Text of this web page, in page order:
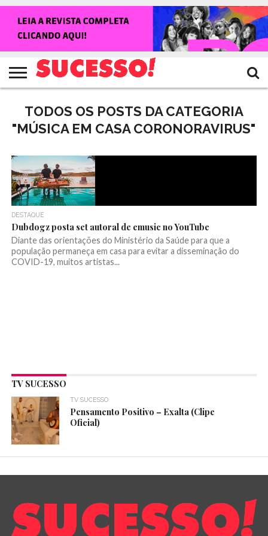
NOTÍCIAS
SHOWS
ENTREVISTAS
CLIQUES
RANKING
CROWLEY
TV
SUCESSO!
REVISTA
SUCESSO!
TODOS OS POSTS DA CATEGORIA
"MÚSICA EM CASA CORONORAVIRUS"
DESTAQUE
Dubdogz posta set autoral de emusic no YouTube
Diante das orientações do Ministério da Saúde para que a
população permaneça em casa para evitar a disseminação do
COVID-19, muitos artistas...
TV SUCESSO
TV SUCESSO
Pensamento Positivo – Exalta (Clipe
Oficial)